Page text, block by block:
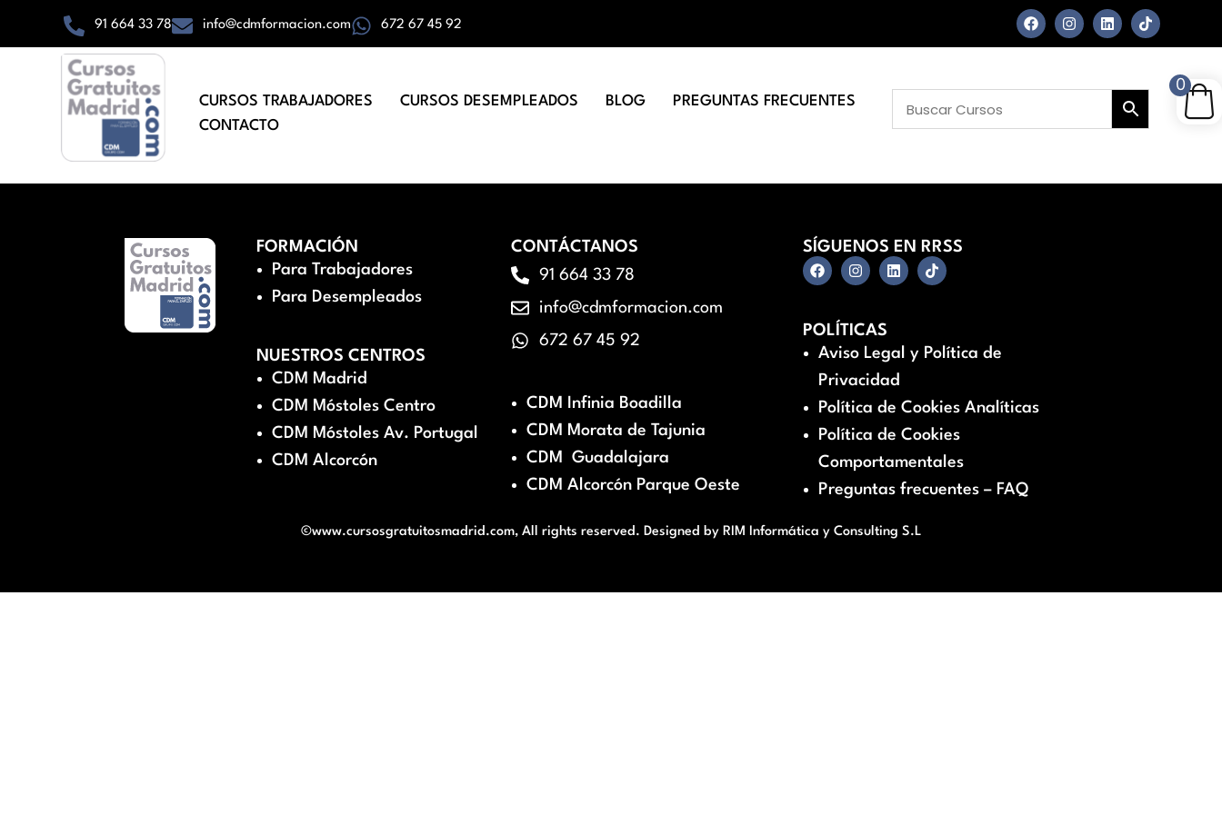
91 664 33 78 info@cdmformacion.com 672 67 45 92
CURSOS TRABAJADORES CURSOS DESEMPLEADOS BLOG
PREGUNTAS FRECUENTES
CONTACTO
FORMACIÓN
Para Trabajadores
Para Desempleados
NUESTROS CENTROS
CDM Madrid
CDM Móstoles Centro
CDM Móstoles Av. Portugal
CDM Alcorcón
CONTÁCTANOS
91 664 33 78
info@cdmformacion.com
672 67 45 92
CDM Infinia Boadilla
CDM Morata de Tajunia
CDM Guadalajara
CDM Alcorcón Parque Oeste
SÍGUENOS EN RRSS
POLÍTICAS
Aviso Legal y Política de
Privacidad
Política de Cookies Analíticas
Política de Cookies
Comportamentales
Preguntas frecuentes – FAQ
©www.cursosgratuitosmadrid.com, All rights reserved. Designed by RIM Informática y Consulting S.L
0